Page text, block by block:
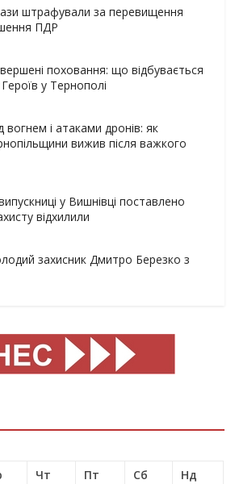
штрафували за перевищення
ПДР
поховання: що відбувається
у Тернополі
і атаками дронів: як
вижив після важкого
у Вишнівці поставлено
відхилили
захисник Дмитро Березко з
Чт Пт Сб
Нд